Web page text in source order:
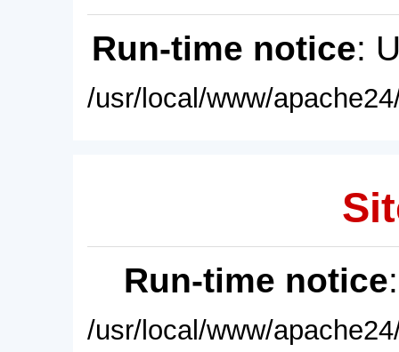
Run-time notice:
/usr/local/www/
Run-time notice
/usr/local/www/